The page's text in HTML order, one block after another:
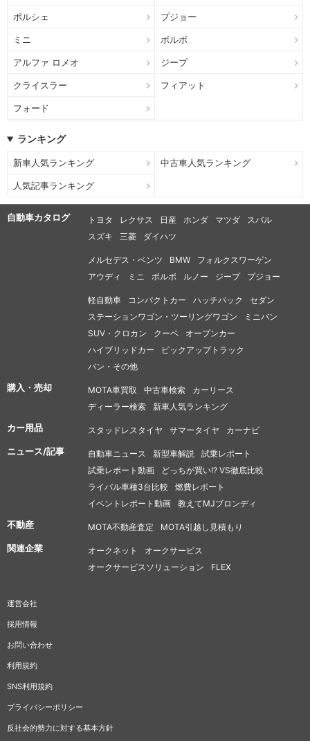
ポルシェ プジョー
ミニ ボルボ
アルファ ロメオ ジープ
クライスラー フィアット
フォード
ランキング
新車人気ランキング 中古車人気ランキング
人気記事ランキング
自動車カタログ トヨタ レクサス 日産 ホンダ マツダ
スバル
スズキ
三菱 ダイハツ
メルセデス・ベンツ BMW
フォルクスワーゲン
アウディ
ミニ ボルボ ルノー ジープ プジョー
軽自動車 コンパクトカー ハッチバック
セダン
ステーションワゴン・ツーリングワゴン
ミニバン
SUV・クロカン
クーペ
オープンカー
ハイブリッドカー
ピックアップトラック
バン・その他
購入・売却 MOTA車買取 中古車検索
カーリース
ディーラー検索
新車人気ランキング
カー用品 スタッドレスタイヤ サマータイヤ カーナビ
ニュース/記事 自動車ニュース 新型車解説
試乗レポート
試乗レポート動画
どっちが買い!? VS徹底比較
ライバル車種3台比較
燃費レポート
イベントレポート動画
教えてMJブロンディ
不動産 MOTA不動産査定 MOTA引越し見積もり
関連企業 オークネット
オークサービス
オークサービスソリューション
FLEX
運営会社
採用情報
お問い合わせ
利用規約
SNS利用規約
プライバシーポリシー
反社会的勢力に対する基本方針